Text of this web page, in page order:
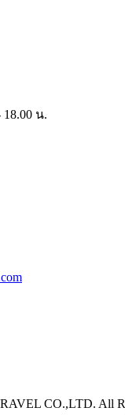
น.
CO.,LTD. All